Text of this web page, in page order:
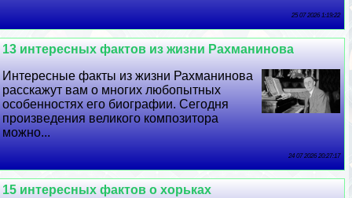
25 07 2026 1:19:22
13 интересных фактов из жизни Рахманинова
Интересные факты из жизни Рахманинова
расскажут вам о многих любопытных
особенностях его биографии. Сегодня
произведения великого композитора
можно...
24 07 2026 20:27:17
15 интересных фактов о хорьках